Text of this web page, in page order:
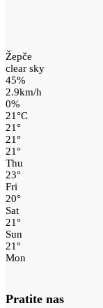
Žepče
clear sky
45%
2.9km/h
0%
21°C
21°
21°
21°
Thu
23°
Fri
20°
Sat
21°
Sun
21°
Mon
Pratite nas